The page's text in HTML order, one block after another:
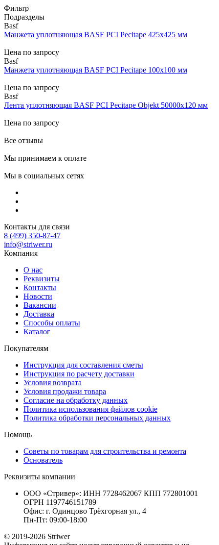
Фильтр
Подразделы
Basf
Манжета уплотняющая BASF PCI Pecitape 425х425 мм
Цена по запросу
Basf
Манжета уплотняющая BASF PCI Pecitape 100х100 мм
Цена по запросу
Basf
Лента уплотняющая BASF PCI Pecitape Objekt 50000х120 мм
Цена по запросу
Все отзывы
Мы принимаем к оплате
Мы в социальных сетях
Контакты для связи
8 (499) 350-87-47
info@striwer.ru
Компания
О нас
Реквизиты
Контакты
Новости
Вакансии
Доставка
Способы оплаты
Каталог
Покупателям
Инструкция для составления сметы
Инструкция по расчету доставки
Условия возврата
Условия продажи товара
Согласие на обработку данных
Политика использования файлов cookie
Политика обработки персональных данных
Помощь
Советы по товарам для строительства и ремонта
Основатель
Реквизиты компании
ООО «Стривер»: ИНН 7728462067 КПП 772801001
ОГРН 1197746151789
Офис: г. Одинцово Трёхгорная ул., 4
Пн-Пт: 09:00-18:00
© 2019-2026 Striwer